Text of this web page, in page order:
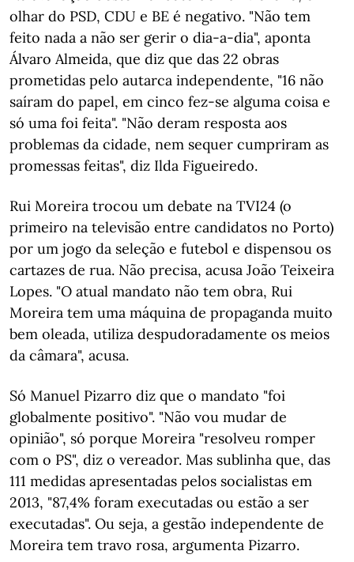
olhar do PSD, CDU e BE é negativo. "Não tem
feito nada a não ser gerir o dia-a-dia", aponta
Álvaro Almeida, que diz que das 22 obras
prometidas pelo autarca independente, "16 não
saíram do papel, em cinco fez-se alguma coisa e
só uma foi feita". "Não deram resposta aos
problemas da cidade, nem sequer cumpriram as
promessas feitas", diz Ilda Figueiredo.
Rui Moreira trocou um debate na TVI24 (o
primeiro na televisão entre candidatos no Porto)
por um jogo da seleção e futebol e dispensou os
cartazes de rua. Não precisa, acusa João Teixeira
Lopes. "O atual mandato não tem obra, Rui
Moreira tem uma máquina de propaganda muito
bem oleada, utiliza despudoradamente os meios
da câmara", acusa.
Só Manuel Pizarro diz que o mandato "foi
globalmente positivo". "Não vou mudar de
opinião", só porque Moreira "resolveu romper
com o PS", diz o vereador. Mas sublinha que, das
111 medidas apresentadas pelos socialistas em
2013, "87,4% foram executadas ou estão a ser
executadas". Ou seja, a gestão independente de
Moreira tem travo rosa, argumenta Pizarro.